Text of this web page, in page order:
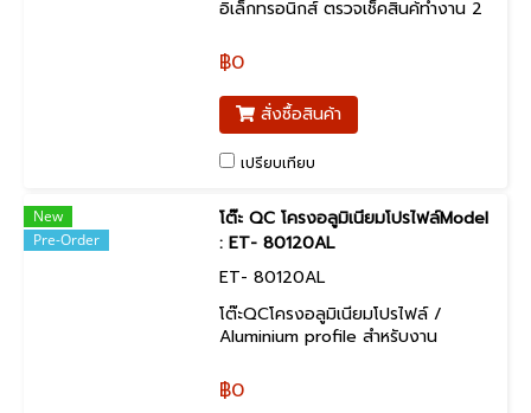
อิเล็กทรอนิกส์ ตรวจเช็คสินค้ทำงาน 2
หลอดไฟ LED
฿0
สั่งซื้อสินค้า
เปรียบเทียบ
New
Pre-Order
โต๊ะ QC โครงอลูมิเนียมโปรไฟล์Model
: ET- 80120AL
ET- 80120AL
โต๊ะQCโครงอลูมิเนียมโปรไฟล์ /
Aluminium profile สำหรับงาน
฿0